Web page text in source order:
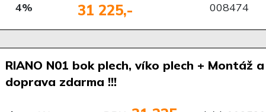
4%
31 225,-
008474
RIANO N01 bok plech, víko plech + Montáž a
doprava zdarma !!!